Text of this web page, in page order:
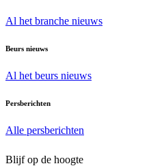
Al het branche nieuws
Beurs nieuws
Al het beurs nieuws
Persberichten
Alle persberichten
Blijf op de hoogte